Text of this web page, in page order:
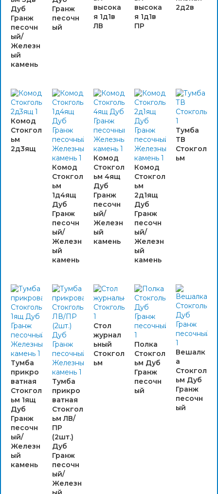
Дуб
Гранж
песочн
ый/
Железн
ый
камень
Гранж
песочн
ый
высока
я 1д1в
ЛВ
высока
я 1д1в
ПР
2д2в
Комод
Стокгол
ьм
2д3ящ
Комод
Стокгол
ьм
1д4ящ
Дуб
Гранж
песочн
ый/
Железн
ый
камень
Комод
Стокгол
ьм 4ящ
Дуб
Гранж
песочн
ый/
Железн
ый
камень
Комод
Стокгол
ьм
2д1ящ
Дуб
Гранж
песочн
ый/
Железн
ый
камень
Тумба
ТВ
Стокгол
ьм
Тумба
прикро
ватная
Стокгол
ьм 1ящ
Дуб
Гранж
песочн
ый/
Железн
ый
камень
Тумба
прикро
ватная
Стокгол
ьм ЛВ/
ПР
(2шт.)
Дуб
Гранж
песочн
ый/
Железн
Стол
журнал
ьный
Стокгол
ьм
Полка
Стокгол
ьм Дуб
Гранж
песочн
ый
Вешалк
а
Стокгол
ьм Дуб
Гранж
песочн
ый